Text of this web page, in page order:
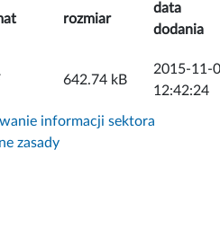
rozmiar
data
dodania
ZAŁĄCZNIK642.74 kB
2015-11-
12:42:24
informacji sektora
zasady